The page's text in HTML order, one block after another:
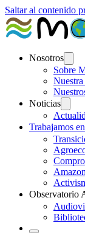
Saltar al contenido
Nosotros
Sobre
Noticias
Trabajamos en
Observatorio